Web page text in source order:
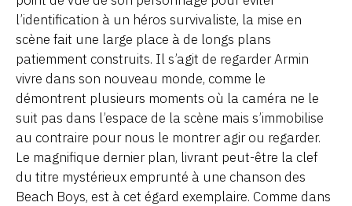
l’identification à un héros survivaliste, la mise en
scène fait une large place à de longs plans
patiemment construits. Il s’agit de regarder Armin
vivre dans son nouveau monde, comme le
démontrent plusieurs moments où la caméra ne le
suit pas dans l’espace de la scène mais s’immobilise
au contraire pour nous le montrer agir ou regarder.
Le magnifique dernier plan, livrant peut-être la clef
du titre mystérieux emprunté à une chanson des
Beach Boys, est à cet égard exemplaire. Comme dans